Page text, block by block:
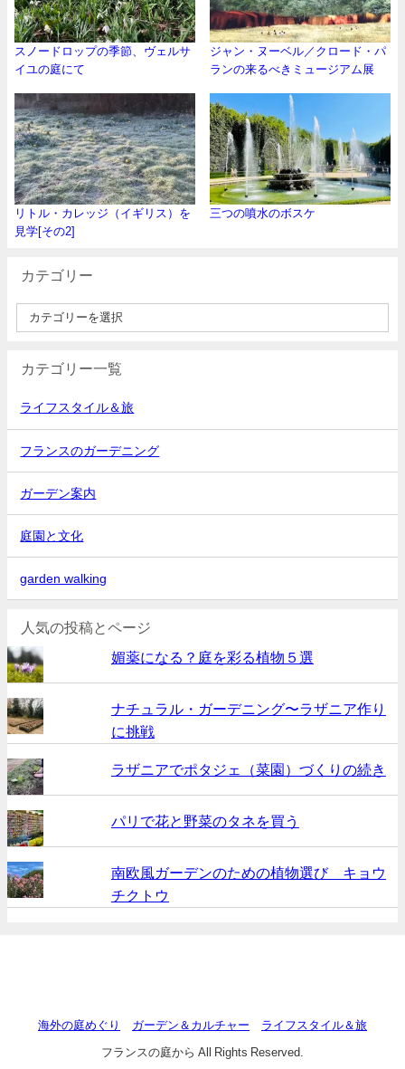
スノードロップの季節、ヴェルサ
イユの庭にて
ジャン・ヌーベル／クロード・パ
ランの来るべきミュージアム展
リトル・カレッジ（イギリス）を
見学[その2]
三つの噴水のボスケ
カテゴリー
カテゴリー一覧
ライフスタイル＆旅
フランスのガーデニング
ガーデン案内
庭園と文化
garden walking
人気の投稿とページ
媚薬になる？庭を彩る植物５選
ナチュラル・ガーデニング〜ラザニア作り
に挑戦
ラザニアでポタジェ（菜園）づくりの続き
パリで花と野菜のタネを買う
南欧風ガーデンのための植物選び キョウ
チクトウ
海外の庭めぐり ガーデン＆カルチャー ライフスタイル＆旅
フランスの庭から All Rights Reserved.